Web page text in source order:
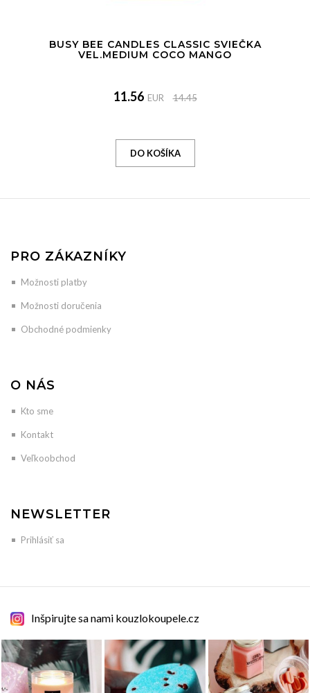
BUSY BEE CANDLES CLASSIC SVIEČKA
VEL.MEDIUM COCO MANGO
11.56 EUR 14.45
PRO ZÁKAZNÍKY
Možnosti platby
Možnosti doručenia
Obchodné podmienky
O NÁS
Kto sme
Kontakt
Veľkoobchod
NEWSLETTER
Prihlásiť sa
Inšpirujte sa nami kouzlokoupele.cz